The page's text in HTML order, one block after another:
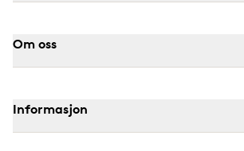
Om oss
Informasjon